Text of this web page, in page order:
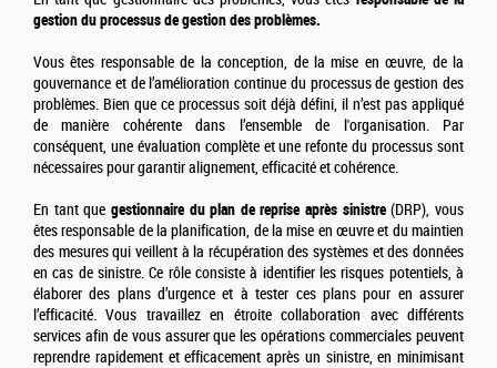
gestion du processus de gestion des problèmes.
Vous êtes responsable de la conception, de la mise en œuvre, de la
gouvernance et de l’amélioration continue du processus de gestion des
problèmes. Bien que ce processus soit déjà défini, il n’est pas appliqué
de manière cohérente dans l’ensemble de l'organisation. Par
conséquent, une évaluation complète et une refonte du processus sont
nécessaires pour garantir alignement, efficacité et cohérence.
En tant que gestionnaire du plan de reprise après sinistre(DRP), vous
êtes responsable de la planification, de la mise en œuvre et du maintien
des mesures qui veillent à la récupération des systèmes et des données
en cas de sinistre. Ce rôle consiste à identifier les risques potentiels, à
élaborer des plans d’urgence et à tester ces plans pour en assurer
l’efficacité. Vous travaillez en étroite collaboration avec différents
services afin de vous assurer que les opérations commerciales peuvent
reprendre rapidement et efficacement après un sinistre, en minimisant